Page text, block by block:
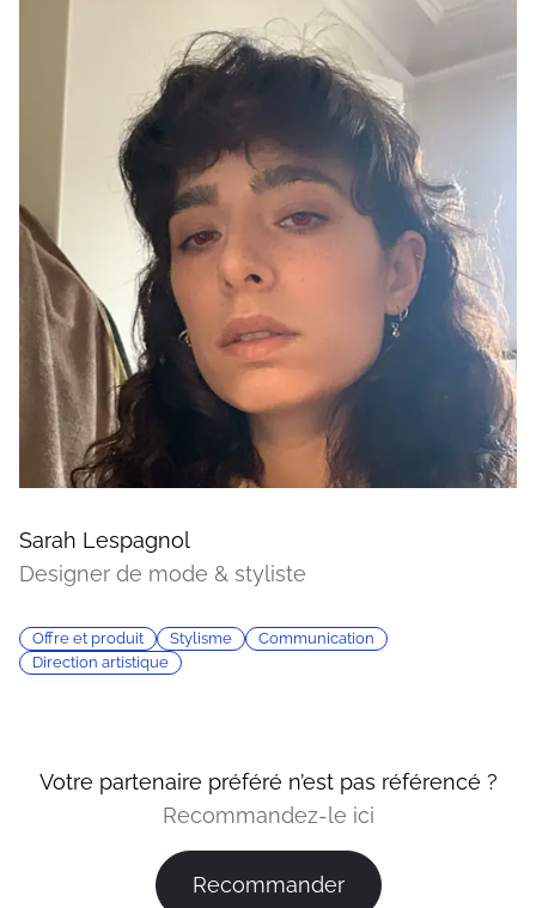
Sarah Lespagnol
Designer de mode & styliste
Offre et produit Stylisme
Communication
Direction artistique
Votre partenaire préféré n’est pas référencé ?
Recommandez-le ici
Recommander